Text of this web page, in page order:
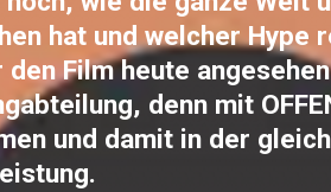
hat und welcher Hype
den Film heute
denn mit
und damit in der